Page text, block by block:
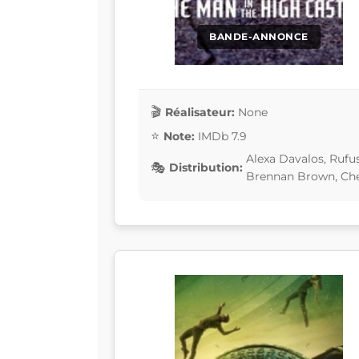
BANDE-ANNONCE
Réalisateur: None
Note: IMDb 7.9
Distribution:
Alexa Davalos,
Brennan Brown,